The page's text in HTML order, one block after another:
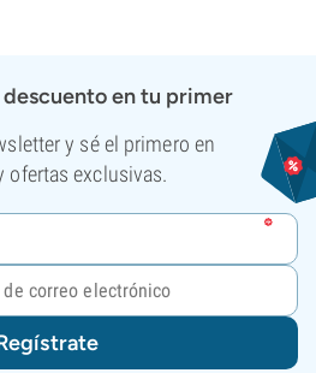
descuento en tu primer
y sé el primero en
ofertas exclusivas.